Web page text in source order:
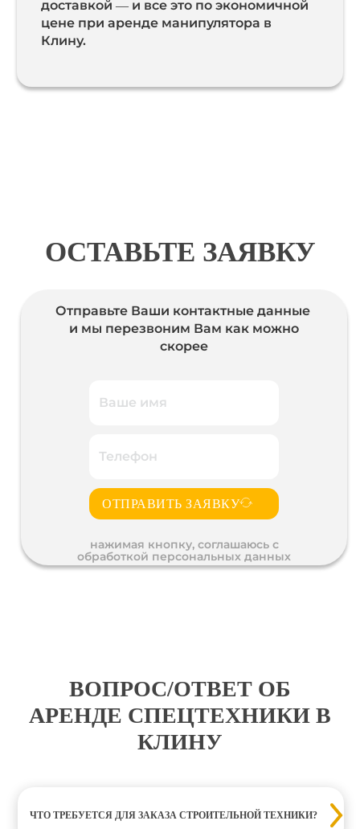
доставкой — и все это по экономичной
цене при аренде манипулятора в
Клину.
ОСТАВЬТЕ ЗАЯВКУ
Отправьте Ваши контактные данные
и мы перезвоним Вам как можно
скорее
ОТПРАВИТЬ ЗАЯВКУ
нажимая кнопку, соглашаюсь с
обработкой персональных данных
ВОПРОС/ОТВЕТ ОБ
АРЕНДЕ СПЕЦТЕХНИКИ В
КЛИНУ
ЧТО ТРЕБУЕТСЯ ДЛЯ ЗАКАЗА СТРОИТЕЛЬНОЙ ТЕХНИКИ?